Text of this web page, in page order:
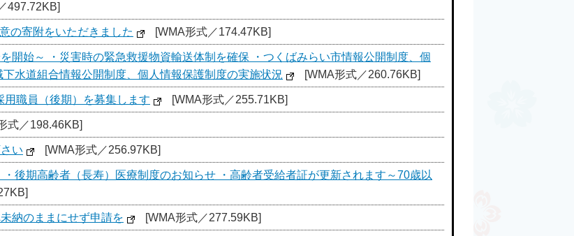
497.72KB]
の寄附をいただきました [WMA形式／174.47KB]
開始～ ・災害時の緊急救援物資輸送体制を確保 ・つくばみらい市情報公開制度、個
水道組合情報公開制度、個人情報保護制度の実施状況
[WMA形式／260.76KB]
用職員（後期）を募集します [WMA形式／255.71KB]
式／198.46KB]
い [WMA形式／256.97KB]
後期高齢者（長寿）医療制度のお知らせ ・高齢者受給者証が更新されます～70歳以
納のままにせず申請を [WMA形式／277.59KB]